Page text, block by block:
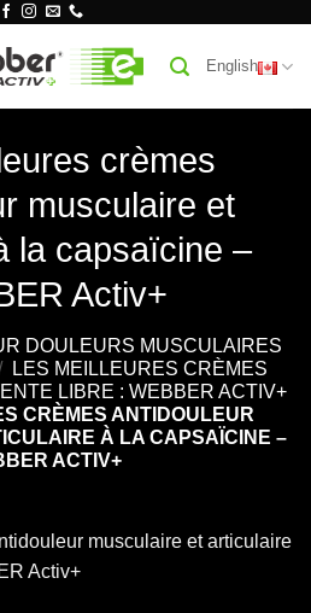
English
crèmes
musculaire et
la capsaïcine –
Activ+
DOULEURS MUSCULAIRES
LES MEILLEURES CRÈMES
LIBRE : WEBBER ACTIV+
CRÈMES ANTIDOULEUR
À LA CAPSAÏCINE –
ACTIV+
musculaire et articulaire
Activ+